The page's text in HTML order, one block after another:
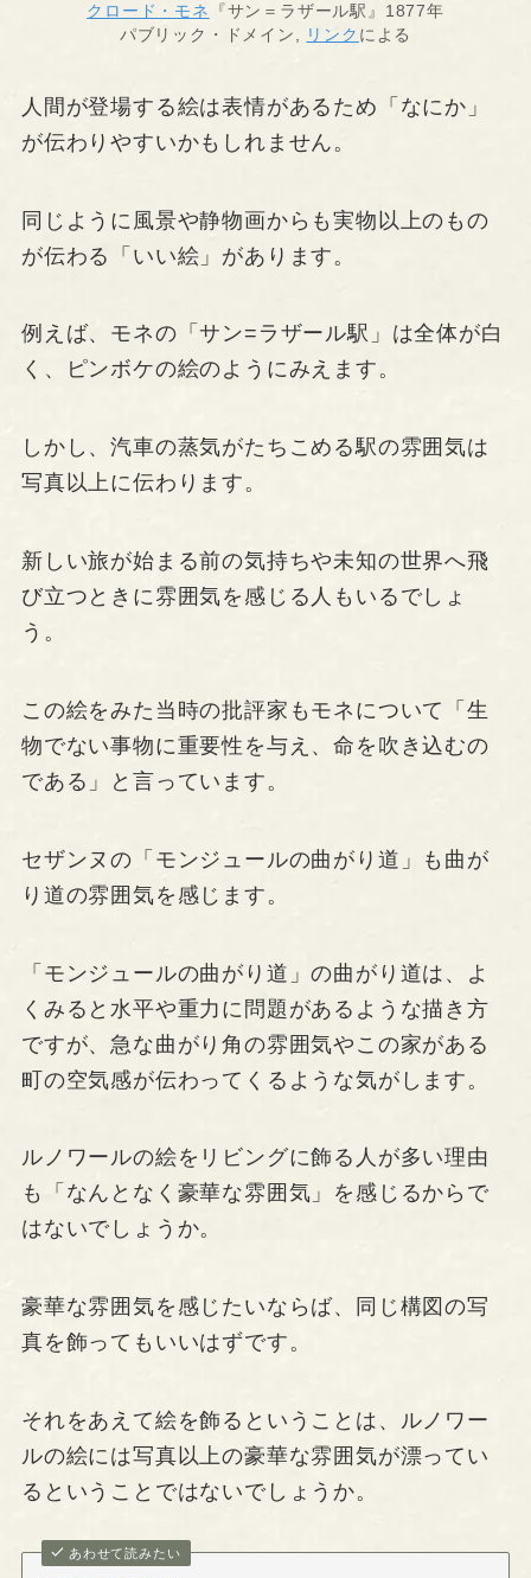
クロード・モネ
『サン＝ラザール駅』1877年
パブリック・ドメイン,
リンク による
人間が登場する絵は表情があるため「なにか」
が伝わりやすいかもしれません。
同じように風景や静物画からも実物以上のもの
が伝わる「いい絵」があります。
例えば、モネの「サン=ラザール駅」は全体が白
く、ピンボケの絵のようにみえます。
しかし、汽車の蒸気がたちこめる駅の雰囲気は
写真以上に伝わります。
新しい旅が始まる前の気持ちや未知の世界へ飛
び立つときに雰囲気を感じる人もいるでしょ
う。
この絵をみた当時の批評家もモネについて「生
物でない事物に重要性を与え、命を吹き込むの
である」と言っています。
セザンヌの「モンジュールの曲がり道」も曲が
り道の雰囲気を感じます。
「モンジュールの曲がり道」の曲がり道は、よ
くみると水平や重力に問題があるような描き方
ですが、急な曲がり角の雰囲気やこの家がある
町の空気感が伝わってくるような気がします。
ルノワールの絵をリビングに飾る人が多い理由
も「なんとなく豪華な雰囲気」を感じるからで
はないでしょうか。
豪華な雰囲気を感じたいならば、同じ構図の写
真を飾ってもいいはずです。
それをあえて絵を飾るということは、ルノワー
ルの絵には写真以上の豪華な雰囲気が漂ってい
るということではないでしょうか。
あわせて読みたい